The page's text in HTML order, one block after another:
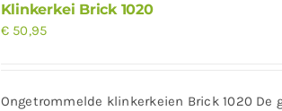
Klinkerkei Brick 1020
€50,95
Ongetrommelde klinkerkeien Brick 1020 De